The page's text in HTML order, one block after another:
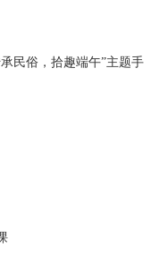
民俗，拾趣端午”主题手